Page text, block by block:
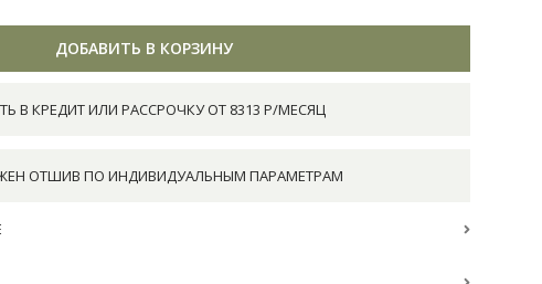
ДОБАВИТЬ В КОРЗИНУ
В КРЕДИТ ИЛИ РАССРОЧКУ ОТ 8313 Р/МЕСЯЦ
ОТШИВ ПО ИНДИВИДУАЛЬНЫМ ПАРАМЕТРАМ